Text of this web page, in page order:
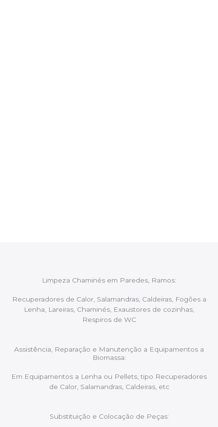
Limpeza Chaminés em Paredes, Ramos:
Recuperadores de Calor, Salamandras, Caldeiras, Fogões a
Lenha, Lareiras, Chaminés, Exaustores de cozinhas,
Respiros de WC
Assistência, Reparação e Manutenção a Equipamentos a
Biomassa:
Em Equipamentos a Lenha ou Pellets, tipo Recuperadores
de Calor, Salamandras, Caldeiras, etc
Substituição e Colocação de Peças: